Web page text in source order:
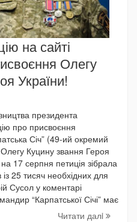
на сайті
Олегу
України!
президента
про присвоєння
Січ” (49-ий окремий
Куцину звання Героя
17 серпня петиція зібрала
із 25 тисяч необхідних для
Сусол у коментарі
“Карпатської Січі” має
Читати далi